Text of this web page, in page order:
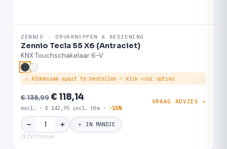
ZENNIO · DRUKKNOPPEN & BEDIENING
Zennio Tecla 55 X6 (Antraciet)
KNX Touchschakelaar 6-V
⚠ Afdekraam apart te bestellen — klik voor opties
€ 138,99€ 118,14
excl. · € 142,95 incl. btw · -15%
VRAAG ADVIES →
− ＋ ＋ IN MANDJE
ZEZVIT55X6A